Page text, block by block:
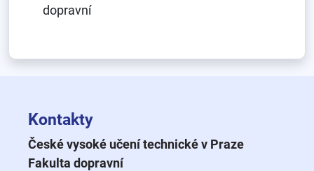
dopravní
Kontakty
České vysoké učení technické v Praze
Fakulta dopravní